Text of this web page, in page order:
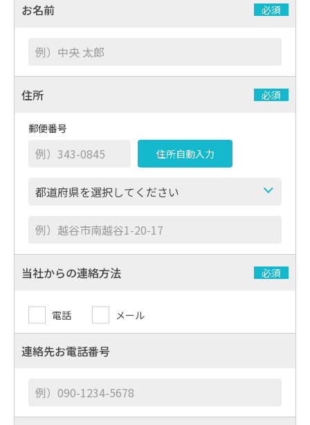
お名前 必須
住所 必須
郵便番号
住所自動入力
当社からの連絡方法 必須
電話 メール
連絡先お電話番号